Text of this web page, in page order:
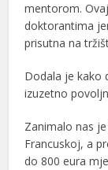
mentorom.
doktorantima
prisutna na
Dodala je kako
izuzetno
Zanimalo nas
Francuskoj, a
do 800 eura